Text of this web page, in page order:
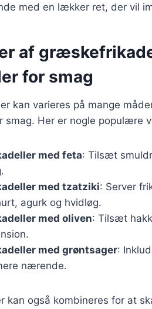
med en lækker ret, der vil
af
for smag
kan varieres på mange
smag. Her er nogle populære
med feta: Tilsæt
med tzatziki: Server
agurk og hvidløg.
med oliven: Tilsæt
med grøntsager:
nærende.
kan også kombineres for at